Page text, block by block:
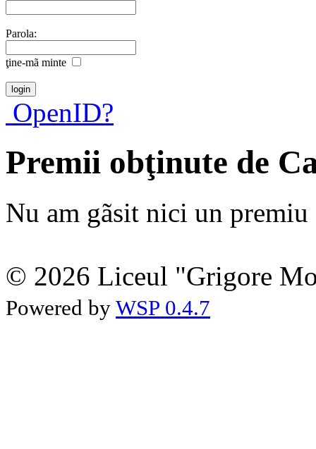
Parola:
ţine-mã minte
OpenID?
Premii obţinute de
Nu am gãsit nici un premiu
© 2026 Liceul "Grigore
Powered by WSP 0.4.7